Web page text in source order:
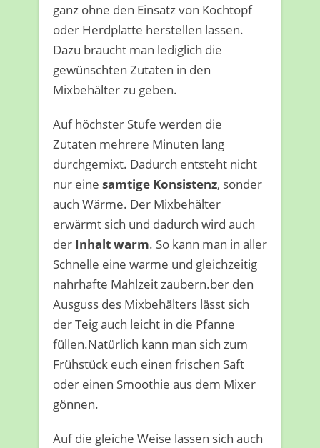
ganz ohne den Einsatz von Kochtopf
oder Herdplatte herstellen lassen.
Dazu braucht man lediglich die
gewünschten Zutaten in den
Mixbehälter zu geben.
Auf höchster Stufe werden die
Zutaten mehrere Minuten lang
durchgemixt. Dadurch entsteht nicht
nur eine samtige Konsistenz, sonder
auch Wärme. Der Mixbehälter
erwärmt sich und dadurch wird auch
der Inhalt warm. So kann man in aller
Schnelle eine warme und gleichzeitig
nahrhafte Mahlzeit zaubern.ber den
Ausguss des Mixbehälters lässt sich
der Teig auch leicht in die Pfanne
füllen.Natürlich kann man sich zum
Frühstück euch einen frischen Saft
oder einen Smoothie aus dem Mixer
gönnen.
Auf die gleiche Weise lassen sich auch